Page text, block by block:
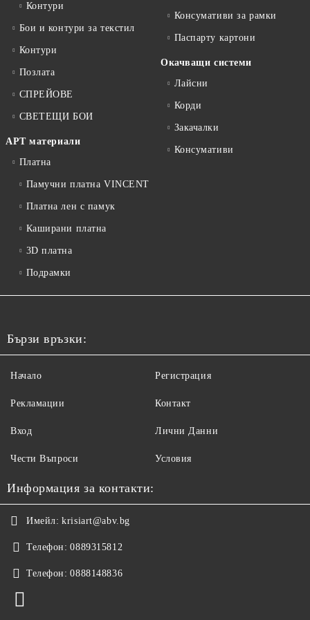
Контури
Бои и контури за текстил
Контури
Позлата
СПРЕЙОВЕ
СВЕТЕЩИ БОИ
АРТ материали
Платна
Памучни платна VINCENT
Платна лен с памук
Каширани платна
3D платна
Подрамки
Консумативи за рамки
Паспарту картони
Окачващи системи
Лайсни
Корди
Закачалки
Консумативи
Бързи връзки:
Начало
Рекламации
Вход
Чести Въпроси
Регистрация
Контакт
Лични Данни
Условия
Информация за контакти:
Имейл: krisiart@abv.bg
Телефон: 0889315812
Телефон: 0888148836